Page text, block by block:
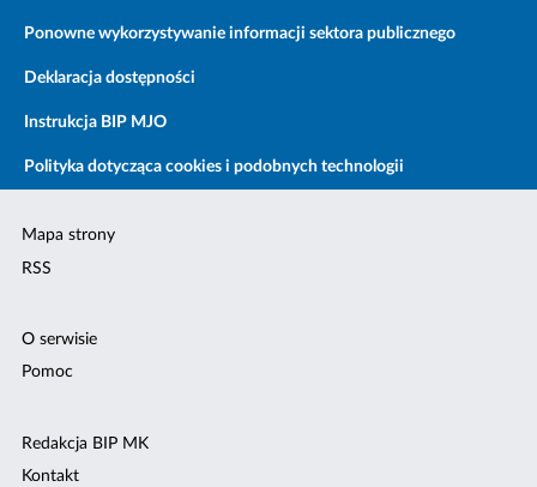
Ponowne wykorzystywanie informacji sektora publicznego
Deklaracja dostępności
Instrukcja BIP MJO
Polityka dotycząca cookies i podobnych technologii
Mapa strony
RSS
O serwisie
Pomoc
Redakcja BIP MK
Kontakt